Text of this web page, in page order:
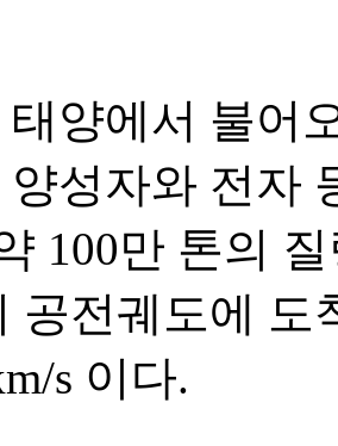
양에서 불어
양성자와 전자
100만 톤의
공전궤도에 도
s 이다.